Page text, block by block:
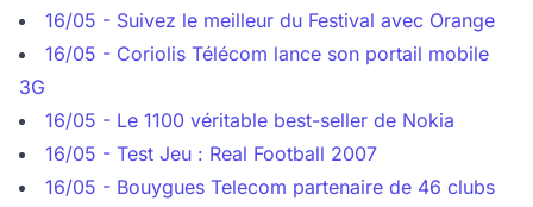
16/05 - Suivez le meilleur du Festival avec Orange
16/05 - Coriolis Télécom lance son portail mobile
3G
16/05 - Le 1100 véritable best-seller de Nokia
16/05 - Test Jeu : Real Football 2007
16/05 - Bouygues Telecom partenaire de 46 clubs